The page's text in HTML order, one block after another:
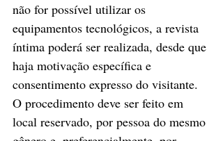
não for possível utilizar os
equipamentos tecnológicos, a revista
íntima poderá ser realizada, desde que
haja motivação específica e
consentimento expresso do visitante.
O procedimento deve ser feito em
local reservado, por pessoa do mesmo